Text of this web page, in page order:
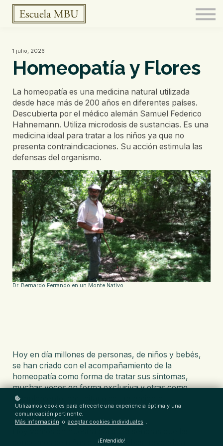
FERMENTARIO
Meditación
CONTACTO
1 julio, 2026
Homeopatía y Flores
La homeopatía es una medicina natural utilizada
desde hace más de 200 años en diferentes países.
Descubierta por el médico alemán Samuel Federico
Hahnemann. Utiliza microdosis de sustancias. Es una
medicina ideal para tratar a los niños ya que no
presenta contraindicaciones. Su acción estimula las
defensas del organismo.
Dr. Bernardo Ferrando en un Monte Nativo
Hoy en día millones de personas, de niños y bebés,
se han criado con el acompañamiento de la
homeopatía como forma de tratar sus síntomas,
muchas veces en forma exclusiva y otras como
complemento inmunitario del tratamiento
convencional.
conocimos de niñas o aún de bebés trayendo a sus
Utilizamos cookies para ofrecerle una experiencia óptima y una
comunicación pertinente.
Más información o aceptar cookies individuales .
¡Entendido!